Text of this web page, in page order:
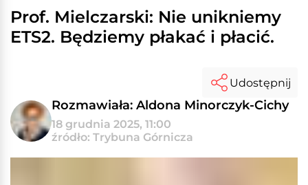
Prof. Mielczarski: Nie unikniemy
ETS2. Będziemy płakać i płacić.
Rozmawiała: Aldona Minorczyk-Cichy
18 grudnia 2025, 11:00
źródło: Trybuna Górnicza
Udostępnij